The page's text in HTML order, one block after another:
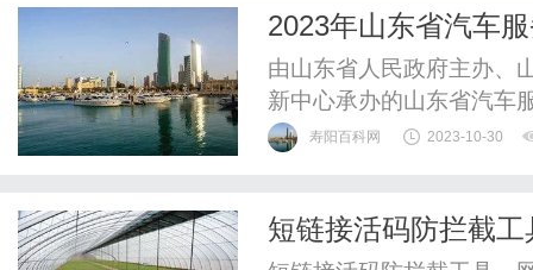
2023年山东省汽车
汽车时代
由山东省人民政府主办、
新中心承办的山东省汽车
审，34个创新项目从百余
评审委员会都是来自全国
寿阳百科网 2023-10-30
短链接活码防拦截